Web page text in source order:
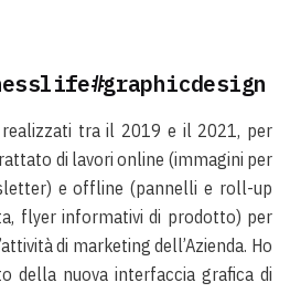
realizzati tra il 2019 e il 2021, per
di lavori online (immagini per
e offline (pannelli e roll-up
flyer informativi di prodotto) per
di marketing dell’Azienda. Ho
della nuova interfaccia grafica di